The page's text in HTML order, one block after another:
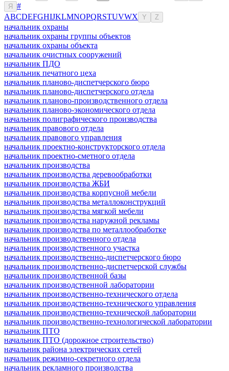
Я
#
ABCDEFGHIJKLMNOPQRSTUVWX Y Z
начальник охраны
начальник охраны группы объектов
начальник охраны объекта
начальник очистных сооружений
начальник ПДО
начальник печатного цеха
начальник планово-диспетчерского бюро
начальник планово-диспетчерского отдела
начальник планово-производственного отдела
начальник планово-экономического отдела
начальник полиграфического производства
начальник правового отдела
начальник правового управления
начальник проектно-конструкторского отдела
начальник проектно-сметного отдела
начальник производства
начальник производства деревообработки
начальник производства ЖБИ
начальник производства корпусной мебели
начальник производства металлоконструкций
начальник производства мягкой мебели
начальник производства наружной рекламы
начальник производства по металлообработке
начальник производственного отдела
начальник производственного участка
начальник производственно-диспетчерского бюро
начальник производственно-диспетчерской службы
начальник производственной базы
начальник производственной лаборатории
начальник производственно-технического отдела
начальник производственно-технического управления
начальник производственно-технической лаборатории
начальник производственно-технологической лаборатории
начальник ПТО
начальник ПТО (дорожное строительство)
начальник района электрических сетей
начальник режимно-секретного отдела
начальник рекламного производства